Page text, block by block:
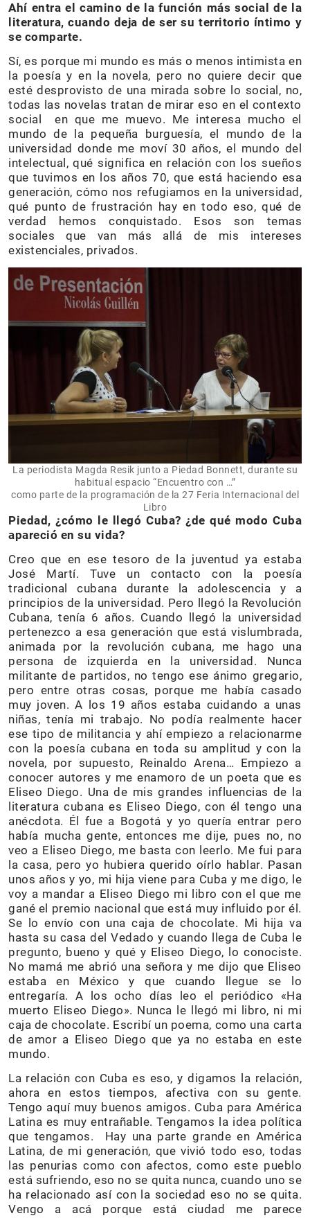
Ahí entra el camino de la función más social de la
literatura, cuando deja de ser su territorio íntimo y
se comparte.
Sí, es porque mi mundo es más o menos intimista en
la poesía y en la novela, pero no quiere decir que
esté desprovisto de una mirada sobre lo social, no,
todas las novelas tratan de mirar eso en el contexto
social en que me muevo. Me interesa mucho el
mundo de la pequeña burguesía, el mundo de la
universidad donde me moví 30 años, el mundo del
intelectual, qué significa en relación con los sueños
que tuvimos en los años 70, que está haciendo esa
generación, cómo nos refugiamos en la universidad,
qué punto de frustración hay en todo eso, qué de
verdad hemos conquistado. Esos son temas
sociales que van más allá de mis intereses
existenciales, privados.
La periodista Magda Resik junto a Piedad Bonnett, durante su
habitual espacio “Encuentro con …”
como parte de la programación de la 27 Feria Internacional del
Libro
Piedad, ¿cómo le llegó Cuba? ¿de qué modo Cuba
apareció en su vida?
Creo que en ese tesoro de la juventud ya estaba
José Martí. Tuve un contacto con la poesía
tradicional cubana durante la adolescencia y a
principios de la universidad. Pero llegó la Revolución
Cubana, tenía 6 años. Cuando llegó la universidad
pertenezco a esa generación que está vislumbrada,
animada por la revolución cubana, me hago una
persona de izquierda en la universidad. Nunca
militante de partidos, no tengo ese ánimo gregario,
pero entre otras cosas, porque me había casado
muy joven. A los 19 años estaba cuidando a unas
niñas, tenía mi trabajo. No podía realmente hacer
ese tipo de militancia y ahí empiezo a relacionarme
con la poesía cubana en toda su amplitud y con la
novela, por supuesto, Reinaldo Arena… Empiezo a
conocer autores y me enamoro de un poeta que es
Eliseo Diego. Una de mis grandes influencias de la
literatura cubana es Eliseo Diego, con él tengo una
anécdota. Él fue a Bogotá y yo quería entrar pero
había mucha gente, entonces me dije, pues no, no
veo a Eliseo Diego, me basta con leerlo. Me fui para
la casa, pero yo hubiera querido oírlo hablar. Pasan
unos años y yo, mi hija viene para Cuba y me digo, le
voy a mandar a Eliseo Diego mi libro con el que me
gané el premio nacional que está muy influido por él.
Se lo envío con una caja de chocolate. Mi hija va
hasta su casa del Vedado y cuando llega de Cuba le
pregunto, bueno y qué y Eliseo Diego, lo conociste.
No mamá me abrió una señora y me dijo que Eliseo
estaba en México y que cuando llegue se lo
entregaría. A los ocho días leo el periódico «Ha
muerto Eliseo Diego». Nunca le llegó mi libro, ni mi
caja de chocolate. Escribí un poema, como una carta
de amor a Eliseo Diego que ya no estaba en este
mundo.
La relación con Cuba es eso, y digamos la relación,
ahora en estos tiempos, afectiva con su gente.
Tengo aquí muy buenos amigos. Cuba para América
Latina es muy entrañable. Tengamos la idea política
que tengamos. Hay una parte grande en América
Latina, de mi generación, que vivió todo eso, todas
las penurias como con afectos, como este pueblo
está sufriendo, eso no se quita nunca, cuando uno se
ha relacionado así con la sociedad eso no se quita.
Vengo a acá porque está ciudad me parece